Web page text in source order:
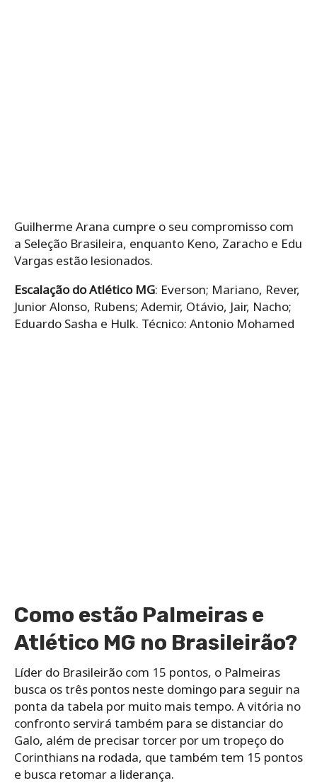
Guilherme Arana cumpre o seu compromisso com
a Seleção Brasileira, enquanto Keno, Zaracho e Edu
Vargas estão lesionados.
Escalação do Atlético MG: Everson; Mariano, Rever,
Junior Alonso, Rubens; Ademir, Otávio, Jair, Nacho;
Eduardo Sasha e Hulk. Técnico: Antonio Mohamed
Como estão Palmeiras e
Atlético MG no Brasileirão?
Líder do Brasileirão com 15 pontos, o Palmeiras
busca os três pontos neste domingo para seguir na
ponta da tabela por muito mais tempo. A vitória no
confronto servirá também para se distanciar do
Galo, além de precisar torcer por um tropeço do
Corinthians na rodada, que também tem 15 pontos
e busca retomar a liderança.